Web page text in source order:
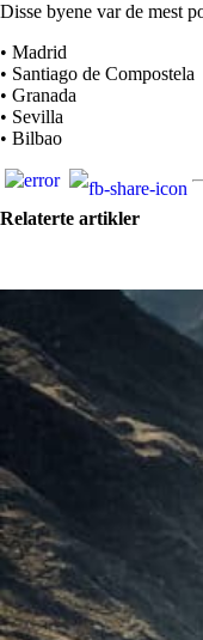
Disse byene var de mest
• Madrid
• Santiago de Compostela
• Granada
• Sevilla
• Bilbao
Relaterte artikler